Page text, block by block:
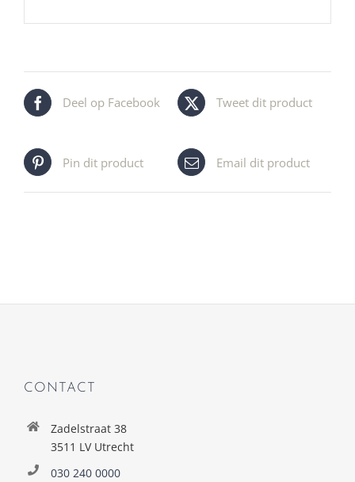
Deel op Facebook Tweet dit product
Pin dit product Email dit product
CONTACT
Zadelstraat 38
3511 LV Utrecht
030 240 0000